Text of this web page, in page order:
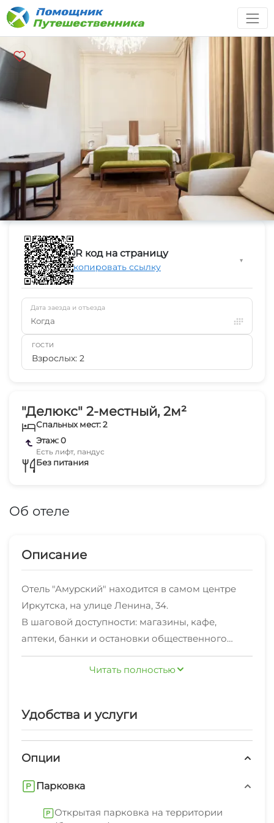
"Делюкс" 2-местный, 2м²
Спальных мест: 2
Этаж: 0
Есть лифт, пандус
Без питания
Об отеле
Описание
Отель "Амурский" находится в самом центре
Иркутска, на улице Ленина, 34.
В шаговой доступности: магазины, кафе,
аптеки, банки и остановки общественного
транспорта.
Приветливые сотрудники круглосуточной
На территории есть бесплатная охраняемая
В числе удобств: собственный ресторан,
кабина, тренажерный зал, а также услуги
За дополнительную плату можно организовать
Читать полностью
Удобства и услуги
Опции
Парковка
Открытая парковка на территории
QR код на страницу
Скопировать ссылку
▼
Дата заезда и отъезда
Когда
ГОСТИ
Взрослых: 2